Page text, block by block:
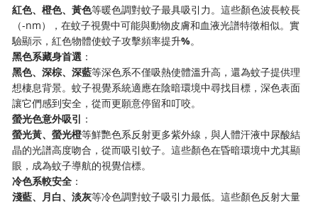
​紅色、橙色、黃色​​等暖色調對蚊子最具吸引力。這些顏色波長較長
（-nm），在蚊子視覺中可能與動物皮膚和血液光譜特徵相似。實
驗顯示，紅色物體使蚊子攻擊頻率提升​​%​​。
​黑色系藏身首選​ ​：
​黑色、深棕、深藍​​等深色系不僅吸熱使體溫升高，還為蚊子提供理
想棲息背景。蚊子視覺系統適應在陰暗環境中尋找目標，深色表面
讓它們感到安全，從而更願意停留和叮咬。
​螢光色意外吸引​ ​：
​螢光黃、螢光橙​​等鮮艷色系反射更多紫外線，與人體汗液中尿酸結
晶的光譜高度吻合，從而吸引蚊子。這些顏色在昏暗環境中尤其顯
眼，成為蚊子導航的視覺信標。
​冷色系較安全​ ​：
​淺藍、月白、淡灰​​等冷色調對蚊子吸引力最低。這些顏色反射大量